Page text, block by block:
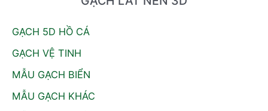
GẠCH 5D HỒ CÁ
GẠCH VỆ TINH
MẪU GẠCH BIỂN
MẪU GẠCH KHÁC